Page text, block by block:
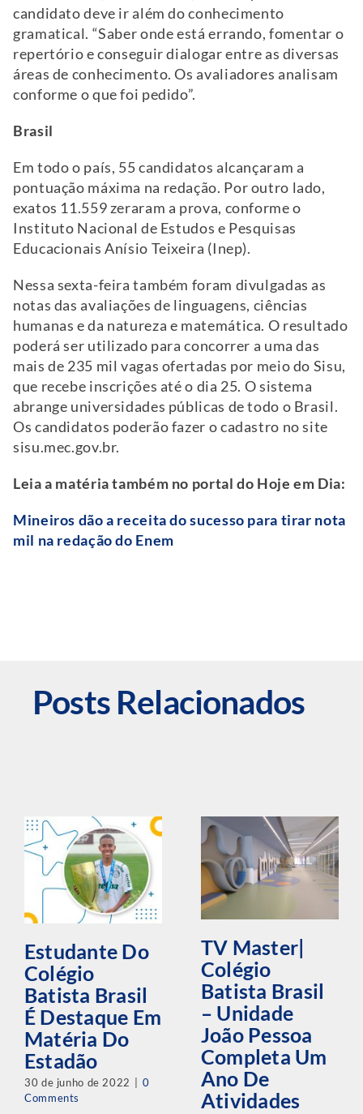
candidato deve ir além do conhecimento
gramatical. “Saber onde está errando, fomentar o
repertório e conseguir dialogar entre as diversas
áreas de conhecimento. Os avaliadores analisam
conforme o que foi pedido”.
Brasil
Em todo o país, 55 candidatos alcançaram a
pontuação máxima na redação. Por outro lado,
exatos 11.559 zeraram a prova, conforme o
Instituto Nacional de Estudos e Pesquisas
Educacionais Anísio Teixeira (Inep).
Nessa sexta-feira também foram divulgadas as
notas das avaliações de linguagens, ciências
humanas e da natureza e matemática. O resultado
poderá ser utilizado para concorrer a uma das
mais de 235 mil vagas ofertadas por meio do Sisu,
que recebe inscrições até o dia 25. O sistema
abrange universidades públicas de todo o Brasil.
Os candidatos poderão fazer o cadastro no site
sisu.mec.gov.br.
Leia a matéria também no portal do Hoje em Dia:
Mineiros dão a receita do sucesso para tirar nota
mil na redação do Enem
Posts Relacionados
Estudante Do
Colégio
Batista Brasil
É Destaque Em
Matéria Do
Estadão
30 de junho de 2022
0
Comments
TV Master|
Colégio
Batista Brasil
– Unidade
João Pessoa
Completa Um
Ano De
Atividades